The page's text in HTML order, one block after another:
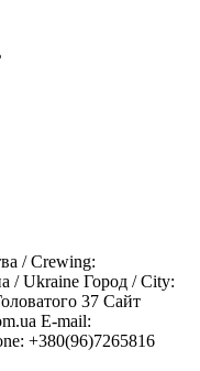
/ Crewing:
/ Ukraine Город / City:
37 Сайт
E-mail:
+380(96)7265816